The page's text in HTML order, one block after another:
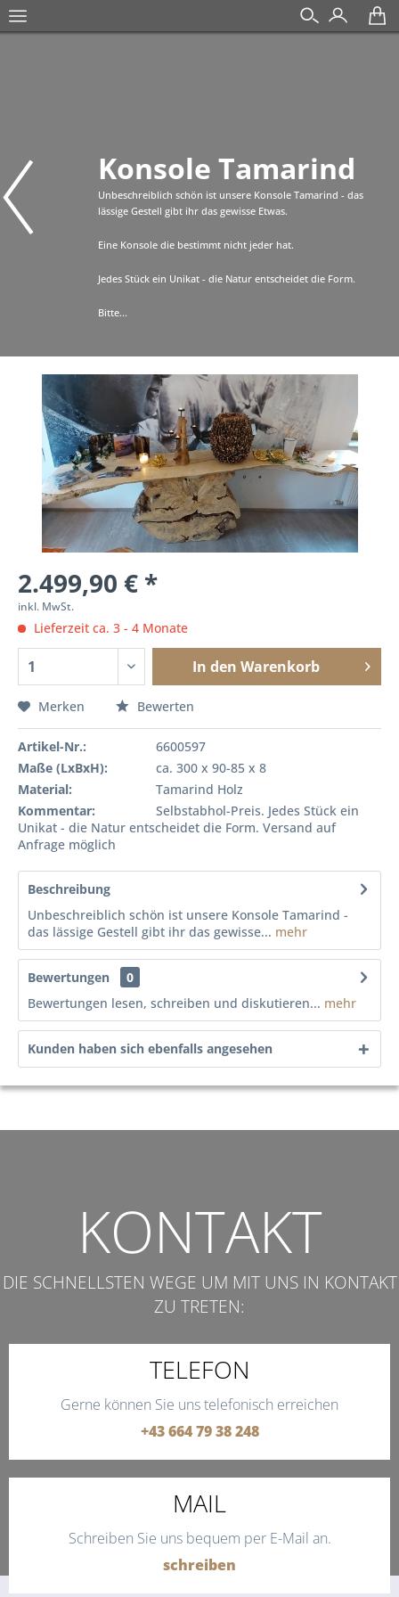
Konsole Tamarind
Unbeschreiblich schön ist unsere Konsole Tamarind - das
lässige Gestell gibt ihr das gewisse Etwas.
Eine Konsole die bestimmt nicht jeder hat.
Jedes Stück ein Unikat - die Natur entscheidet die Form.
Bitte...
2.499,90 € *
inkl. MwSt.
Lieferzeit ca. 3 - 4 Monate
In den Warenkorb
Merken Bewerten
Artikel-Nr.:
6600597
Maße (LxBxH):
ca. 300 x 90-85 x 8
Material:
Tamarind Holz
Kommentar:
Selbstabhol-Preis. Jedes Stück ein
Unikat - die Natur entscheidet die Form. Versand auf
Anfrage möglich
Beschreibung
Unbeschreiblich schön ist unsere Konsole Tamarind -
das lässige Gestell gibt ihr das gewisse... mehr
Bewertungen
0
Bewertungen lesen, schreiben und diskutieren... mehr
Kunden haben sich ebenfalls angesehen
KONTAKT
DIE SCHNELLSTEN WEGE UM MIT UNS IN KONTAKT
ZU TRETEN:
TELEFON
Gerne können Sie uns telefonisch erreichen
+43 664 79 38 248
MAIL
Schreiben Sie uns bequem per E-Mail an.
schreiben